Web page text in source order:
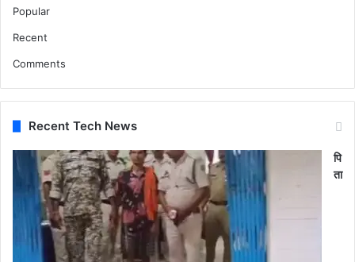
Popular
Recent
Comments
Recent Tech News
पि
ता